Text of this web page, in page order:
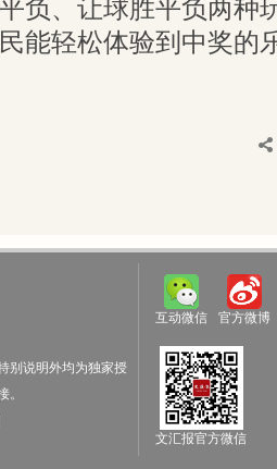
负、让球胜平负两种
能轻松体验到中奖的
别说明外均为独家授
。
互动微信 官方微博
文汇报官方微信